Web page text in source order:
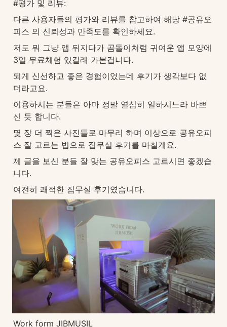
#평가 및 리뷰:
다른 사용자들의 평가와 리뷰를 참고하여 해당 #공유오
피스 의 신뢰성과 만족도를 확인하세요.
저도 뭐 그냥 앱 뒤지다가 곰돌이처럼 귀여운 앱 모양에
3일 무료체험 있길래 가본겁니다.
되게 신선하고 좋은 경험이었는데 후기가 생각보다 없
더라고요.
이용하시는 분들은 아마 정말 열심히 일하시느라 바쁘
신 듯 합니다.
몇 장 더 찍은 사진들로 마무리 하며 이상으로 공유오피
스 잘 고르는 법으로 집무실 후기를 마칠게요.
제 글을 보신 분들 잘 맞는 공유오피스 고르시면 좋겠습
니다.
여전히 쾌적한 집무실 후기였습니다.
Work form JIBMUSIL